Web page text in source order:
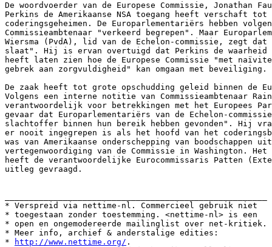
De woordvoerder van de Europese Commissie, Jonathan
Perkins de Amerikaanse NSA toegang heeft verschaft
coderingsgeheimen. De Europarlementariërs hebben
Commissieambtenaar "verkeerd begrepen". Maar
Wiersma (PvdA), lid van de Echelon-commissie, zegt
slaat". Hij is ervan overtuigd dat Perkins de
heeft laten zien hoe de Europese Commissie "met
gebrek aan zorgvuldigheid" kan omgaan met beveiliging.
De zaak heeft tot grote opschudding geleid binnen de
Volgens een interne notitie van Commissieambtenaar
verantwoordelijk voor betrekkingen met het Europees
gevaar dat Europarlementariërs van de Echelon-
slachtoffer binnen hun bereik hebben gevonden". Hij
er nooit ingegrepen is als het hoofd van het
was van Amerikaanse onderschepping van boodschappen
vertegenwoordiging van de Commissie in Washington.
heeft de verantwoordelijke Eurocommissaris Patten
uitleg gevraagd.
* Verspreid via nettime-nl. Commercieel gebruik niet
* toegestaan zonder toestemming. <nettime-nl> is een
* open en ongemodereerde mailinglist over net-kritiek.
* Meer info, archief & anderstalige edities:
*
http://www.nettime.org/ .